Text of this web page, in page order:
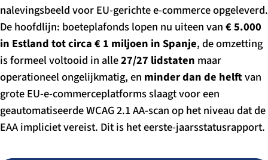
nalevingsbeeld voor EU-gerichte e-commerce opgeleverd.
De hoofdlijn: boeteplafonds lopen nu uiteen van€ 5.000
in Estland tot circa € 1 miljoen in Spanje, de omzetting
is formeel voltooid in alle27/27 lidstaten maar
operationeel ongelijkmatig, en minder dan de helftvan
grote EU-e-commerceplatforms slaagt voor een
geautomatiseerde WCAG 2.1 AA-scan op het niveau dat de
EAA impliciet vereist. Dit is het eerste-jaarsstatusrapport.